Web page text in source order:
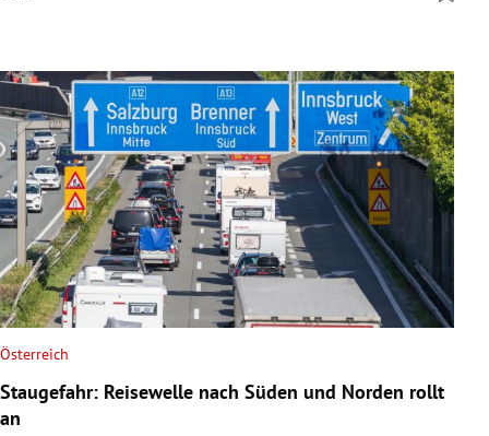
Österreich
Staugefahr: Reisewelle nach Süden und Norden rollt
an